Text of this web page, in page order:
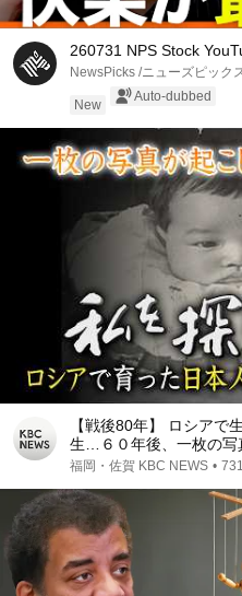
260731 NPS Stock
NewsPicks /ニューズピック
New
Auto-dubbed
【戦後80年】 ロシアで
生…６０年後、一枚の写
て〜ロシアで育った日本
福岡・佐賀 KBC NEWS •